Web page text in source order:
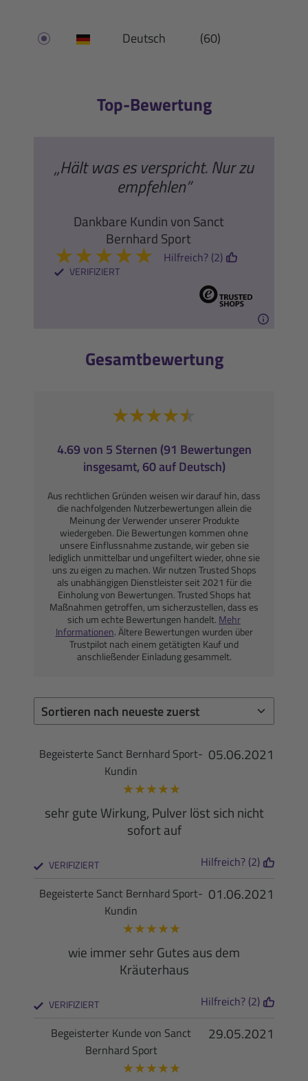
Deutsch (60)
Top-Bewertung
„Hält was es verspricht. Nur zu
empfehlen”
Dankbare Kundin von Sanct
Bernhard Sport
★★★★★
VERIFIZIERT
Hilfreich? (2)
Gesamtbewertung
4.69 von 5 Sternen (91 Bewertungen
insgesamt, 60 auf Deutsch)
Aus rechtlichen Gründen weisen wir darauf hin, dass
die nachfolgenden Nutzerbewertungen allein die
Meinung der Verwender unserer Produkte
wiedergeben. Die Bewertungen kommen ohne
unsere Einflussnahme zustande, wir geben sie
lediglich unmittelbar und ungefiltert wieder, ohne sie
uns zu eigen zu machen. Wir nutzen Trusted Shops
als unabhängigen Dienstleister seit 2021 für die
Einholung von Bewertungen. Trusted Shops hat
Maßnahmen getroffen, um sicherzustellen, dass es
sich um echte Bewertungen handelt. Mehr
Informationen. Ältere Bewertungen wurden über
Trustpilot nach einem getätigten Kauf und
anschließender Einladung gesammelt.
05.06.2021
Begeisterte Sanct Bernhard Sport-
Kundin
★★★★★
sehr gute Wirkung, Pulver löst sich nicht
sofort auf
VERIFIZIERT Hilfreich? (2)
01.06.2021
Begeisterte Sanct Bernhard Sport-
Kundin
★★★★★
wie immer sehr Gutes aus dem
Kräuterhaus
VERIFIZIERT Hilfreich? (2)
29.05.2021
Begeisterter Kunde von Sanct
Bernhard Sport
★★★★★